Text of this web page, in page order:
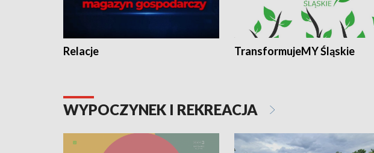
Relacje TransformujeMY Śląskie
WYPOCZYNEK I REKREACJA